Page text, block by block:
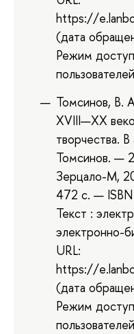
https://
(дата
Режим
Томсинов, В.
XVIII—XX
творчества.
Томсинов. —
Зерцало-М,
472 с. —
Текст :
электронно-
URL:
https://
(дата
Режим